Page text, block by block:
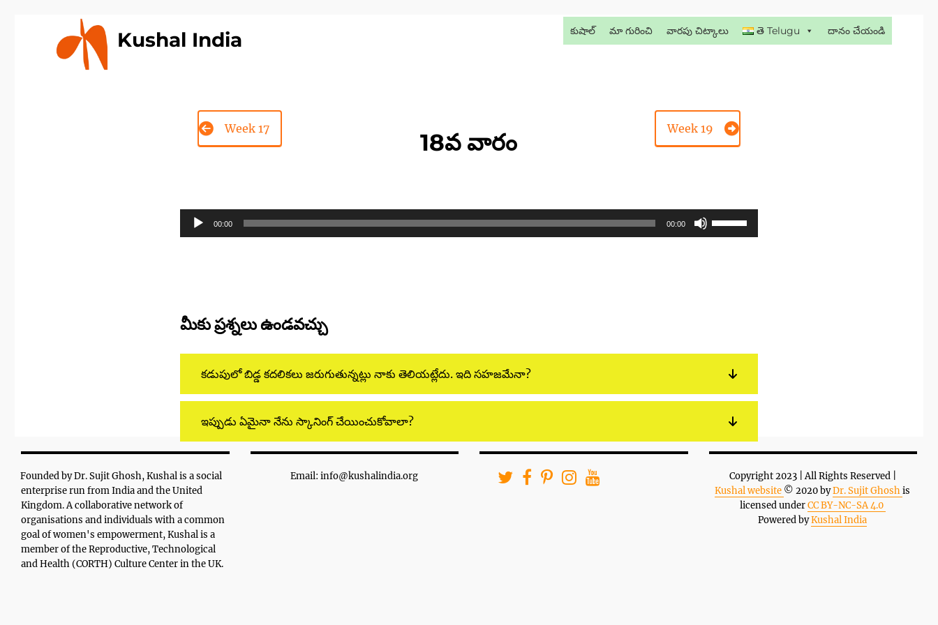
Kushal India కుషాల్ మా గురించి వారపు చిట్కాలు తె Telugu దానం చేయండి
Week 17 18వ వారం Week 19
ఆడియో
ప్లేయర్
00:00 00:00
శబ్ఢాన్ని
పెంచుటకు
మీటలను
వాడండి.
మీకు ప్రశ్నలు ఉండవచ్చు
కడుపులో బిడ్డ కదలికలు జరుగుతున్నట్లు నాకు తెలియట్లేదు. ఇది సహజమేనా?
ఇప్పుడు ఏమైనా నేను స్కానింగ్ చేయించుకోవాలా?
Founded by Dr. Sujit Ghosh, Kushal is a social
enterprise run from India and the United
Kingdom. A collaborative network of
organisations and individuals with a common
goal of women's empowerment, Kushal is a
member of the Reproductive, Technological
and Health (CORTH) Culture Center in the UK.
Email: info@kushalindia.org
Copyright 2023 | All Rights Reserved |
Kushal website © 2020 byDr. Sujit Ghoshis
licensed underCC BY-NC-SA 4.0
Powered byKushal India